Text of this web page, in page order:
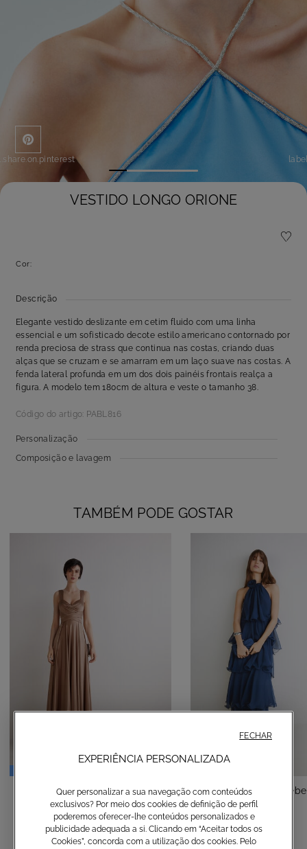
VESTIDO LONGO ORIONE
Cor:
Descrição
Elegante vestido deslizante em cetim fluido com uma linha
essencial e um sofisticado decote estilo americano contornado por
renda preciosa de strass que continua nas costas, criando duas
alças que se cruzam e se amarram em um laço suave nas costas. A
fenda lateral profunda em um dos dois painéis frontais realça a
figura. A modelo tem 180cm de altura e veste o tamanho 38.
Código do artigo: PABL816
Personalização
Composição e lavagem
TAMBÉM PODE GOSTAR
Vestido comprido Cuba
330,00 € -50%
Vestido comprido Febe
420,00 €
EXPERIÊNCIA PERSONALIZADA
Quer personalizar a sua navegação com conteúdos
exclusivos? Por meio dos cookies de definição de perfil
poderemos oferecer-lhe conteúdos personalizados e
publicidade adequada a si. Clicando em “Aceitar todos os
Cookies”, concorda com a utilização dos cookies. Pelo
FECHAR